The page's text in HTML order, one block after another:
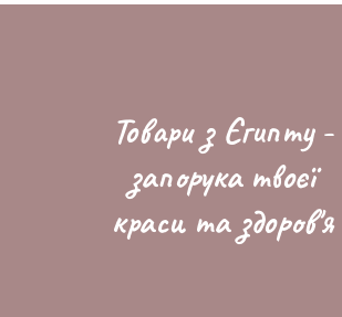
Товари з Єгипту -
запорука твоєї
краси та здоров'я